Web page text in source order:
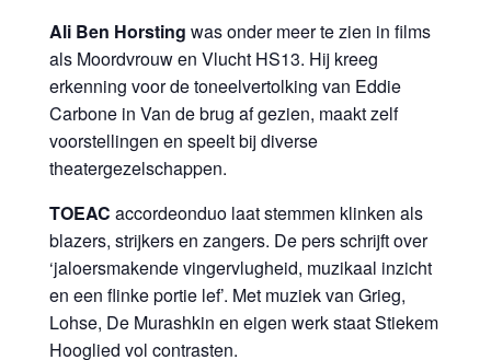
Ali Ben Horsting was onder meer te zien in films
als Moordvrouw en Vlucht HS13. Hij kreeg
erkenning voor de toneelvertolking van Eddie
Carbone in Van de brug af gezien, maakt zelf
voorstellingen en speelt bij diverse
theatergezelschappen.
TOEAC accordeonduo laat stemmen klinken als
blazers, strijkers en zangers. De pers schrijft over
‘jaloersmakende vingervlugheid, muzikaal inzicht
en een flinke portie lef’. Met muziek van Grieg,
Lohse, De Murashkin en eigen werk staat Stiekem
Hooglied vol contrasten.